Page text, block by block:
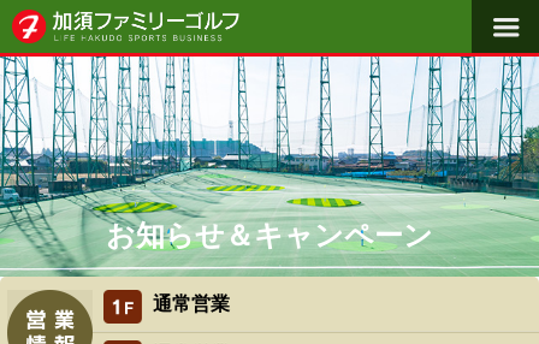
お知らせ＆キャンペーン
通常営業
料金体系
施設概要
よくある質問
初めての方へ
アクセス
スクール・レッスン